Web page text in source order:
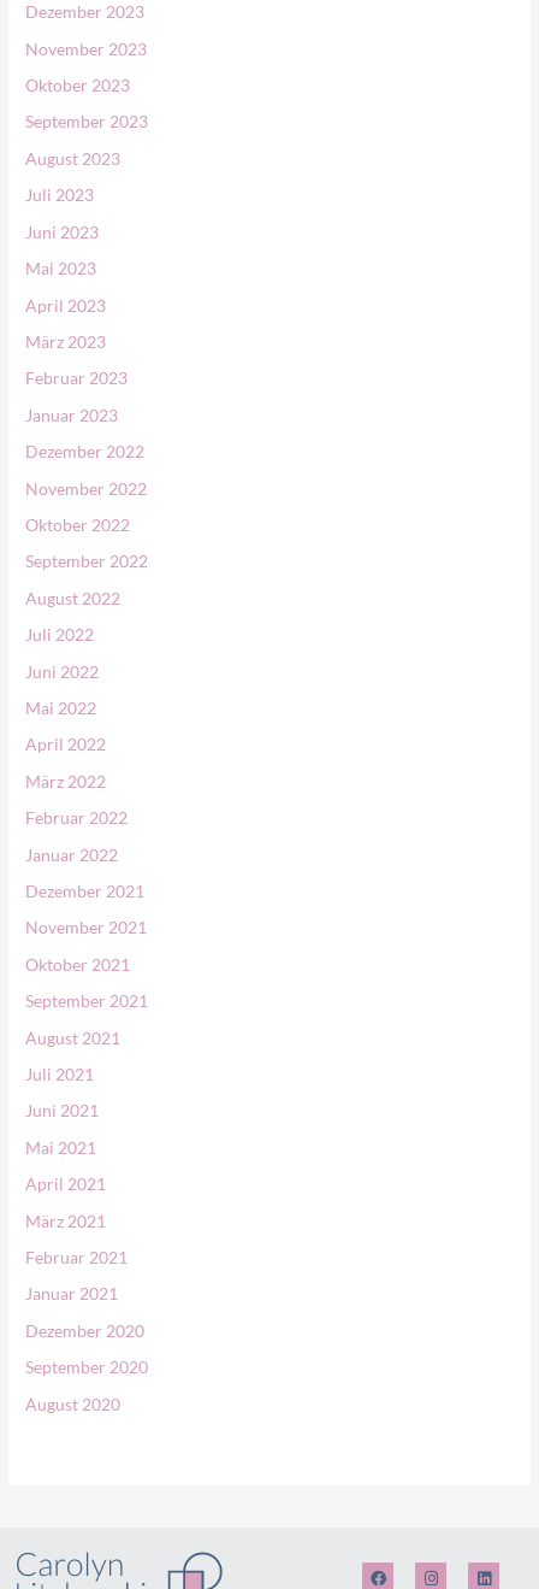
Dezember 2023
November 2023
Oktober 2023
September 2023
August 2023
Juli 2023
Juni 2023
Mai 2023
April 2023
März 2023
Februar 2023
Januar 2023
Dezember 2022
November 2022
Oktober 2022
September 2022
August 2022
Juli 2022
Juni 2022
Mai 2022
April 2022
März 2022
Februar 2022
Januar 2022
Dezember 2021
November 2021
Oktober 2021
September 2021
August 2021
Juli 2021
Juni 2021
Mai 2021
April 2021
März 2021
Februar 2021
Januar 2021
Dezember 2020
September 2020
August 2020
F
a
I
n
L
i